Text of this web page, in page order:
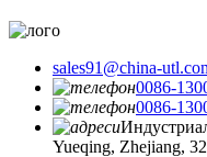
sales91@china-
0086-
0086-
Yueqing, Zhejiang,